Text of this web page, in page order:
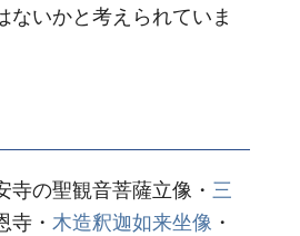
ないかと考えられていま
の聖観音菩薩立像・ 三
寺・ 木造釈迦如来坐像 ・